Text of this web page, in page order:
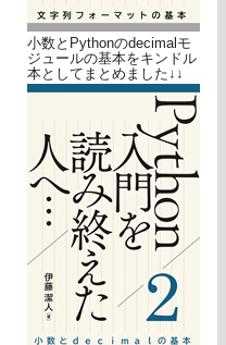
小数とPythonのdecimalモ
ジュールの基本をキンドル
本としてまとめました↓↓